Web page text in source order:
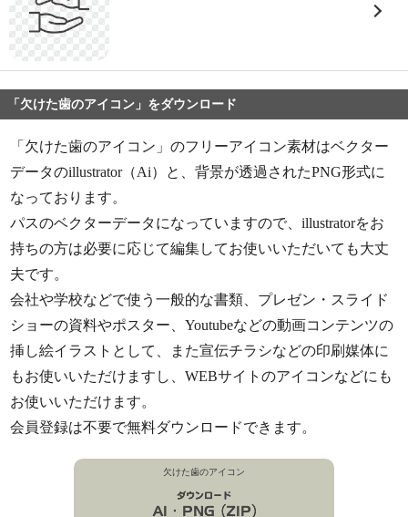
「欠けた歯のアイコン」をダウンロード
「欠けた歯のアイコン」のフリーアイコン素材はベクター
データのillustrator（Ai）と、背景が透過されたPNG形式に
なっております。
パスのベクターデータになっていますので、illustratorをお
持ちの方は必要に応じて編集してお使いいただいても大丈
夫です。
会社や学校などで使う一般的な書類、プレゼン・スライド
ショーの資料やポスター、Youtubeなどの動画コンテンツの
挿し絵イラストとして、また宣伝チラシなどの印刷媒体に
もお使いいただけますし、WEBサイトのアイコンなどにも
お使いいただけます。
会員登録は不要で無料ダウンロードできます。
欠けた歯のアイコン